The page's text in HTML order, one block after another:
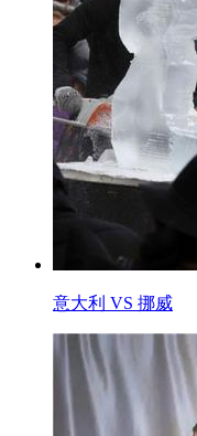
意大利 VS 挪威